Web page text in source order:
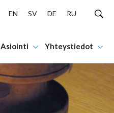
EN SV DE RU
Asiointi Yhteystiedot